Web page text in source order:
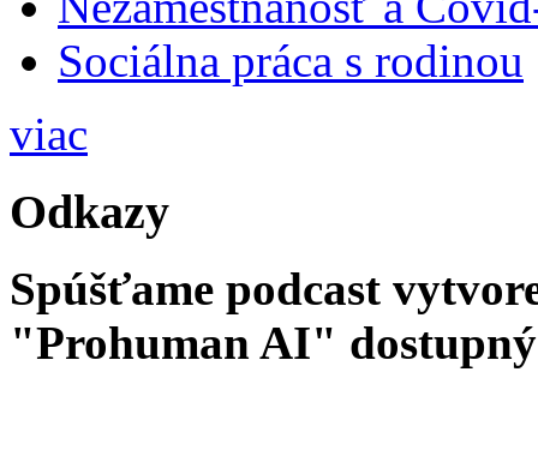
Sociálna práca s rodinou
viac
Odkazy
Spúšťame podcast
"Prohuman AI"